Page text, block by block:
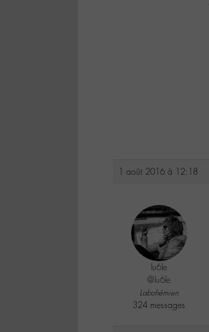
1 août 2016 à 12:18
lu6le
@lu6le
Labohémien
324 messages